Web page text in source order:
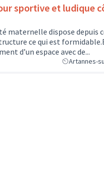
sportive et ludique
maternelle dispose depuis
ce qui est
d’un espace avec de...
Artannes-